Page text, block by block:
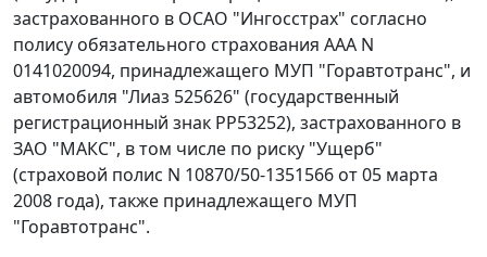
застрахованного в ОСАО "Ингосстрах" согласно
полису обязательного страхования ААА N
0141020094, принадлежащего МУП "Горавтотранс", и
автомобиля "Лиаз 525626" (государственный
регистрационный знак РР53252), застрахованного в
ЗАО "МАКС", в том числе по риску "Ущерб"
(страховой полис N 10870/50-1351566 от 05 марта
2008 года), также принадлежащего МУП
"Горавтотранс".